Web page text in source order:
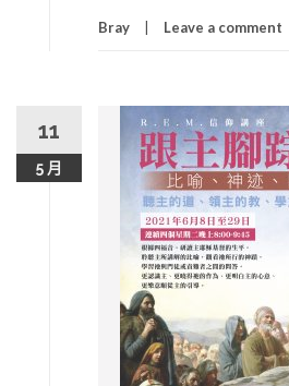
Bray Leave a comment
11
5 月